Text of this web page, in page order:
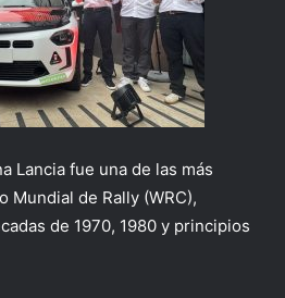
Lancia fue una de las más
Mundial de Rally (WRC),
de 1970, 1980 y principios